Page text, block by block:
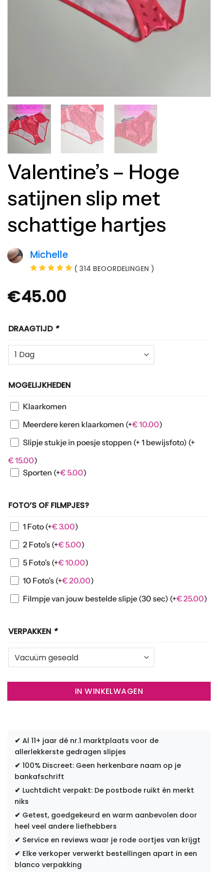
Valentine’s – Hoge
satijnen slip met
schattige hartjes
Michelle
( 314 BEOORDELINGEN )
€45.00
DRAAGTIJD *
MOGELIJKHEDEN
Klaarkomen
Meerdere keren klaarkomen (+€10.00)
Slipje stukje in poesje stoppen (+ 1 bewijsfoto) (+
€15.00)
Sporten (+€5.00)
FOTO’S OF FILMPJES?
1 Foto (+€3.00)
2 Foto’s (+€5.00)
5 Foto’s (+€10.00)
10 Foto’s (+€20.00)
Filmpje van jouw bestelde slipje (30 sec) (+€25.00)
VERPAKKEN *
IN WINKELWAGEN
✔ Al 11+ jaar dé nr.1 marktplaats voor de
allerlekkerste gedragen slipjes
✔ 100% Discreet: Geen herkenbare naam op je
bankafschrift
✔ Luchtdicht verpakt: De postbode ruikt én merkt
niks
✔ Getest, goedgekeurd en warm aanbevolen door
heel veel andere liefhebbers
✔ Service en reviews waar je rode oortjes van krijgt
✔ Elke verkoper verwerkt bestellingen apart in een
blanco verpakking